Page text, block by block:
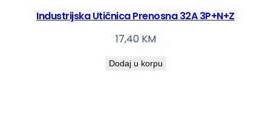
Industrijska Utičnica Prenosna 32A 3P+N+Z
17,40 KM
Dodaj u korpu